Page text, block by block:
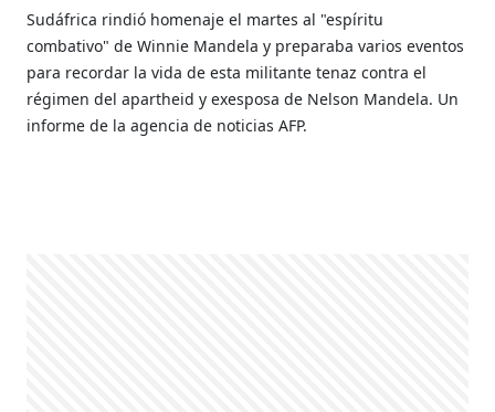
Sudáfrica rindió homenaje el martes al "espíritu
combativo" de Winnie Mandela y preparaba varios eventos
para recordar la vida de esta militante tenaz contra el
régimen del apartheid y exesposa de Nelson Mandela. Un
informe de la agencia de noticias AFP.